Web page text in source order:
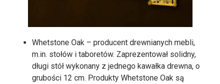
Whetstone Oak – producent drewnianych mebli,
m.in. stołów i taboretów. Zaprezentował solidny,
długi stół wykonany z jednego kawałka drewna, o
grubości 12 cm. Produkty Whetstone Oak są